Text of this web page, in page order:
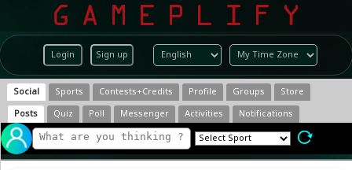
Login Sign up
Social Sports Contests+Credits Profile Groups
Store
Posts
Quiz Poll Messenger Activities Notifications